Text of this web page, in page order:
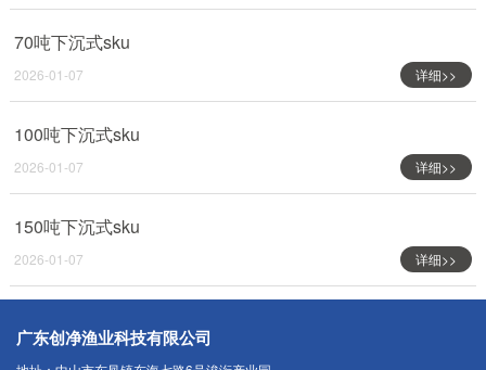
70吨下沉式sku
2026-01-07 详细>>
100吨下沉式sku
2026-01-07 详细>>
150吨下沉式sku
2026-01-07 详细>>
广东创净渔业科技有限公司